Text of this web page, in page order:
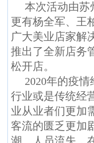
本次活动由苏
更有杨全军、王
广大美业店家解
推出了全新店务
松开店。
2020年的疫
行业或是传统经
业从业者们更加
客流的匮乏更加